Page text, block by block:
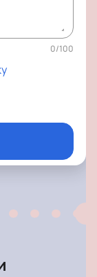
0/100